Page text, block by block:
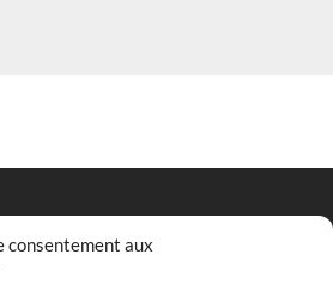
consentement aux